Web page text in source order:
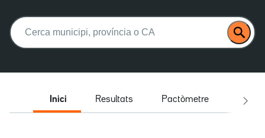
Buscar:
Inici Resultats Pactòmetre